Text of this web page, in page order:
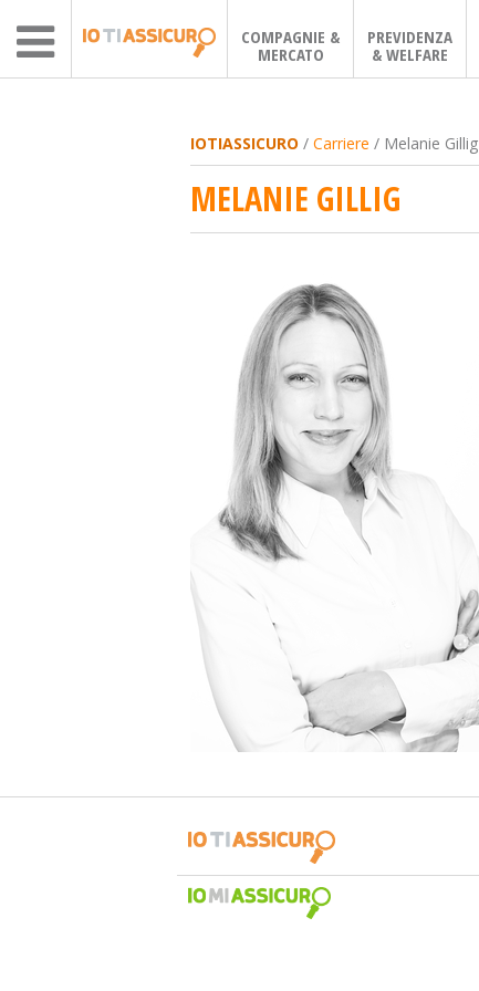
COMPAGNIE &
MERCATO
PREVIDENZA
& WELFARE
IOTIASSICURO / Carriere / Melanie Gillig
MELANIE GILLIG